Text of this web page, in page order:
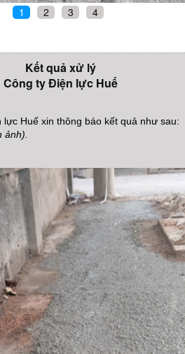
1 2 3
4
Kết quả xử lý
Công ty Điện lực Huế
Huế xin thông báo kết quả như sau: